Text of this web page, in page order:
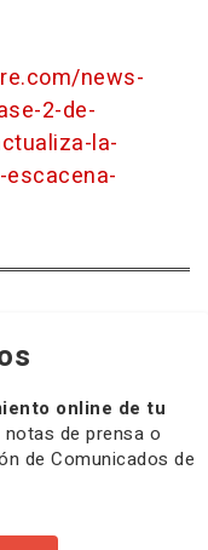
news-
2-de-
la-
online de tu
de prensa o
de Comunicados de